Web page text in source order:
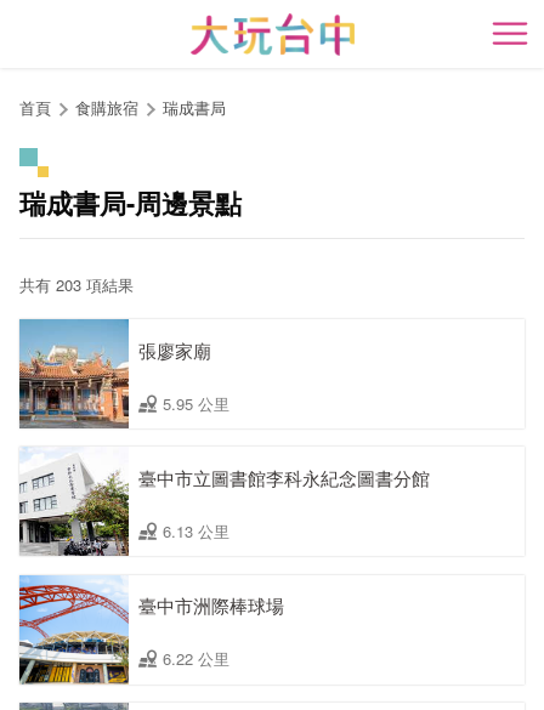
開
首頁 食購旅宿 瑞成書局
瑞成書局-周邊景點
共有 203 項結果
張廖家廟
5.95 公里
臺中市立圖書館李科永紀念圖書分館
6.13 公里
臺中市洲際棒球場
6.22 公里